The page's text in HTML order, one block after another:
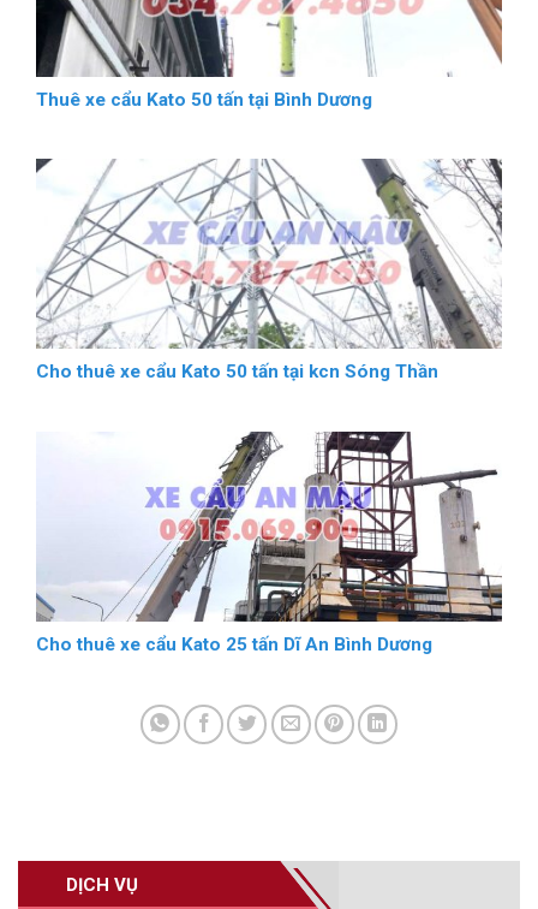
DỊCH VỤ
Thuê xe cẩu Kato 50 tấn tại Bình Dương
Cho thuê xe cẩu Kato 50 tấn tại kcn Sóng Thần
Cho thuê xe cẩu Kato 25 tấn Dĩ An Bình Dương